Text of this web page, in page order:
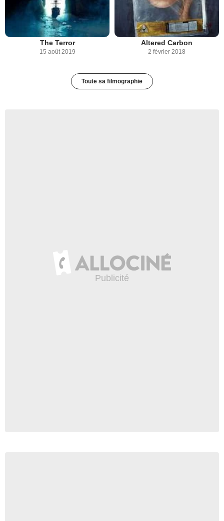
The Terror
15 août 2019
Altered Carbon
2 février 2018
Toute sa filmographie